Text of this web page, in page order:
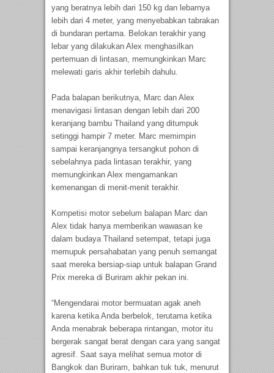
yang beratnya lebih dari 150 kg dan lebarnya
lebih dari 4 meter, yang menyebabkan tabrakan
di bundaran pertama. Belokan terakhir yang
lebar yang dilakukan Alex menghasilkan
pertemuan di lintasan, memungkinkan Marc
melewati garis akhir terlebih dahulu.
Pada balapan berikutnya, Marc dan Alex
menavigasi lintasan dengan lebih dari 200
keranjang bambu Thailand yang ditumpuk
setinggi hampir 7 meter. Marc memimpin
sampai keranjangnya tersangkut pohon di
sebelahnya pada lintasan terakhir, yang
memungkinkan Alex mengamankan
kemenangan di menit-menit terakhir.
Kompetisi motor sebelum balapan Marc dan
Alex tidak hanya memberikan wawasan ke
dalam budaya Thailand setempat, tetapi juga
memupuk persahabatan yang penuh semangat
saat mereka bersiap-siap untuk balapan Grand
Prix mereka di Buriram akhir pekan ini.
“Mengendarai motor bermuatan agak aneh
karena ketika Anda berbelok, terutama ketika
Anda menabrak beberapa rintangan, motor itu
bergerak sangat berat dengan cara yang sangat
agresif. Saat saya melihat semua motor di
Bangkok dan Buriram, bahkan tuk tuk, menurut